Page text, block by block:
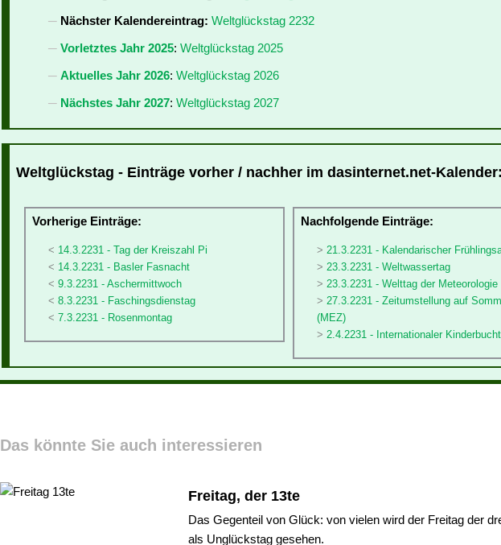
Nächster Kalendereintrag: Weltglückstag 2232
Vorletztes Jahr 2025: Weltglückstag 2025
Aktuelles Jahr 2026: Weltglückstag 2026
Nächstes Jahr 2027: Weltglückstag 2027
Weltglückstag - Einträge vorher / nachher im dasinternet.net-Kalender:
Vorherige Einträge:
14.3.2231 - Tag der Kreiszahl Pi
14.3.2231 - Basler Fasnacht
9.3.2231 - Aschermittwoch
8.3.2231 - Faschingsdienstag
7.3.2231 - Rosenmontag
Nachfolgende Einträge:
21.3.2231 - Kalendarischer
23.3.2231 - Weltwassertag
23.3.2231 - Welttag der Meteorologie
27.3.2231 - Zeitumstellung auf
(MEZ)
2.4.2231 - Internationaler
Das könnte Sie auch interessieren
Freitag, der 13te
Das Gegenteil von Glück: von vielen wird der Freitag der
als Unglückstag gesehen.